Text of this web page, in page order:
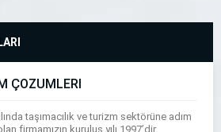
ÇÖZÜMLERİ
taşımacılık ve turizm sektörüne adım
firmamızın kuruluş yılı 1997’dir.